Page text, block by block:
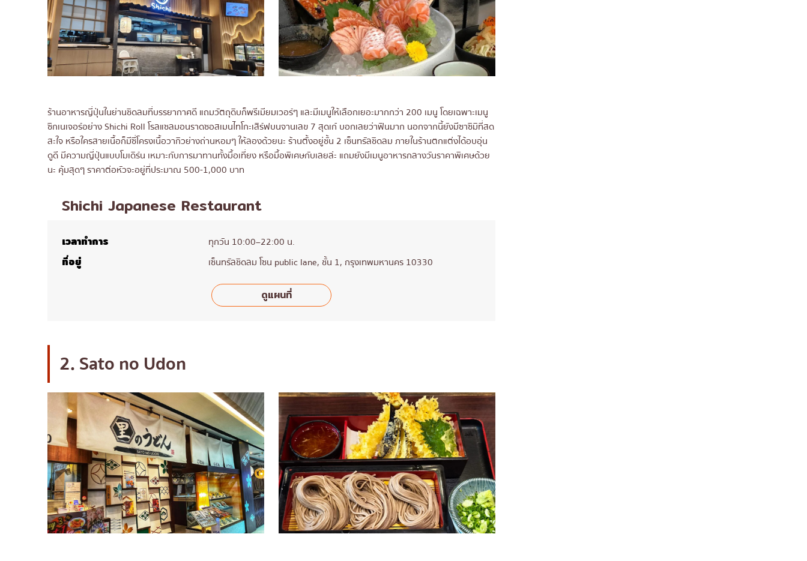
19. Zuma Bangkok
20. Reiwa Soba Honten
ร้านอาหารญี่ปุ่นในย่านชิดลมที่บรรยากาศดี แถมวัตถุดิบก็พรีเมียมเวอร์ๆ และมีเมนูให้เลือกเยอะมากกว่า 200 เมนู โดยเฉพาะเมนู
ซิกเนเจอร์อย่าง Shichi Roll โรลแซลมอนราดซอสเมนไทโกะเสิร์ฟบนจานเลข 7 สุดเก๋ บอกเลยว่าฟินมาก นอกจากนี้ยังมีซาซิมิที่สด
สะใจ หรือใครสายเนื้อก็มีซี่โครงเนื้อวากิวย่างถ่านหอมๆ ให้ลองด้วยนะ ร้านตั้งอยู่ชั้น 2 เซ็นทรัลชิดลม ภายในร้านตกแต่งได้อบอุ่น
ดูดี มีความญี่ปุ่นแบบโมเดิร์น เหมาะกับการมาทานทั้งมื้อเที่ยง หรือมื้อพิเศษกับเลยล่ะ แถมยังมีเมนูอาหารกลางวันราคาพิเศษด้วย
นะ คุ้มสุดๆ ราคาต่อหัวจะอยู่ที่ประมาณ 500-1,000 บาท
Shichi Japanese Restaurant
เวลาทำการ ทุกวัน 10:00–22:00 น.
ที่อยู่ เซ็นทรัลชิดลม โซน public lane, ชั้น 1, กรุงเทพมหานคร 10330
ดูแผนที่
2. Sato no Udon